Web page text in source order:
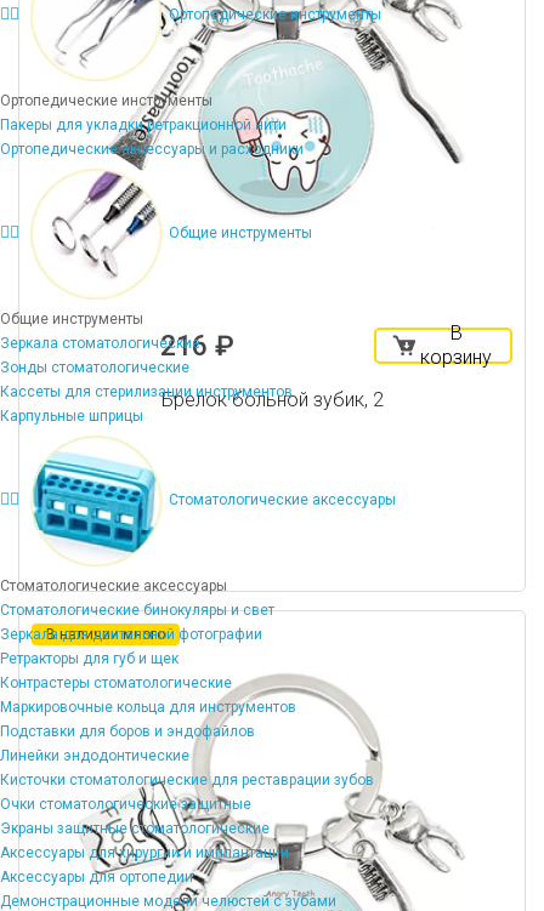
Ортопедические инструменты
Ортопедические инструменты
Пакеры для укладки ретракционной нити
Ортопедические аксессуары и расходники
Общие инструменты
Общие инструменты
Зеркала стоматологические
Зонды стоматологические
Кассеты для стерилизации инструментов
Карпульные шприцы
Стоматологические аксессуары
Стоматологические аксессуары
Стоматологические бинокуляры и свет
Зеркала для дентальной фотографии
Ретракторы для губ и щек
Контрастеры стоматологические
Маркировочные кольца для инструментов
Подставки для боров и эндофайлов
Линейки эндодонтические
Кисточки стоматологические для реставрации зубов
Очки стоматологические защитные
Экраны защитные стоматологические
Аксессуары для хирургии и имплантации
Аксессуары для ортопедии
Демонстрационные модели челюстей с зубами
216 ₽
В
корзину
Брелок больной зубик, 2
В наличии много